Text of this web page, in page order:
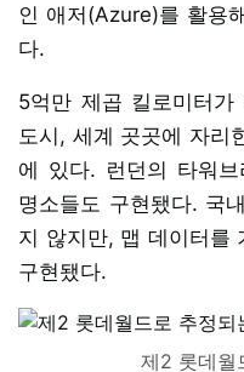
인 애저(Azure)를 활용
다.
5억만 제곱 킬로미터
도시, 세계 곳곳에 자리
에 있다. 런던의 타워
명소들도 구현됐다. 국
지 않지만, 맵 데이터를
구현됐다.
제2 롯데월